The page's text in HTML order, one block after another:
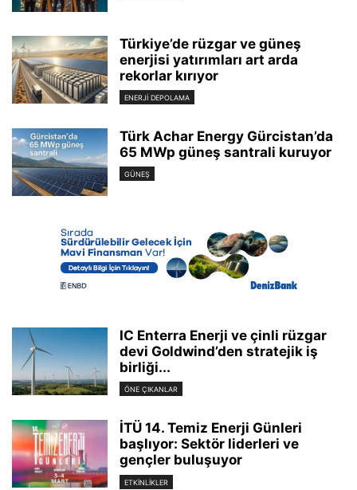
Türkiye’de rüzgar ve güneş
enerjisi yatırımları art arda
rekorlar kırıyor
ENERJI DEPOLAMA
Türk Achar Energy Gürcistan’da
65 MWp güneş santrali kuruyor
GÜNEŞ
IC Enterra Enerji ve çinli rüzgar
devi Goldwind’den stratejik iş
birliği...
ÖNE ÇIKANLAR
İTÜ 14. Temiz Enerji Günleri
başlıyor: Sektör liderleri ve
gençler buluşuyor
ETKINLIKLER